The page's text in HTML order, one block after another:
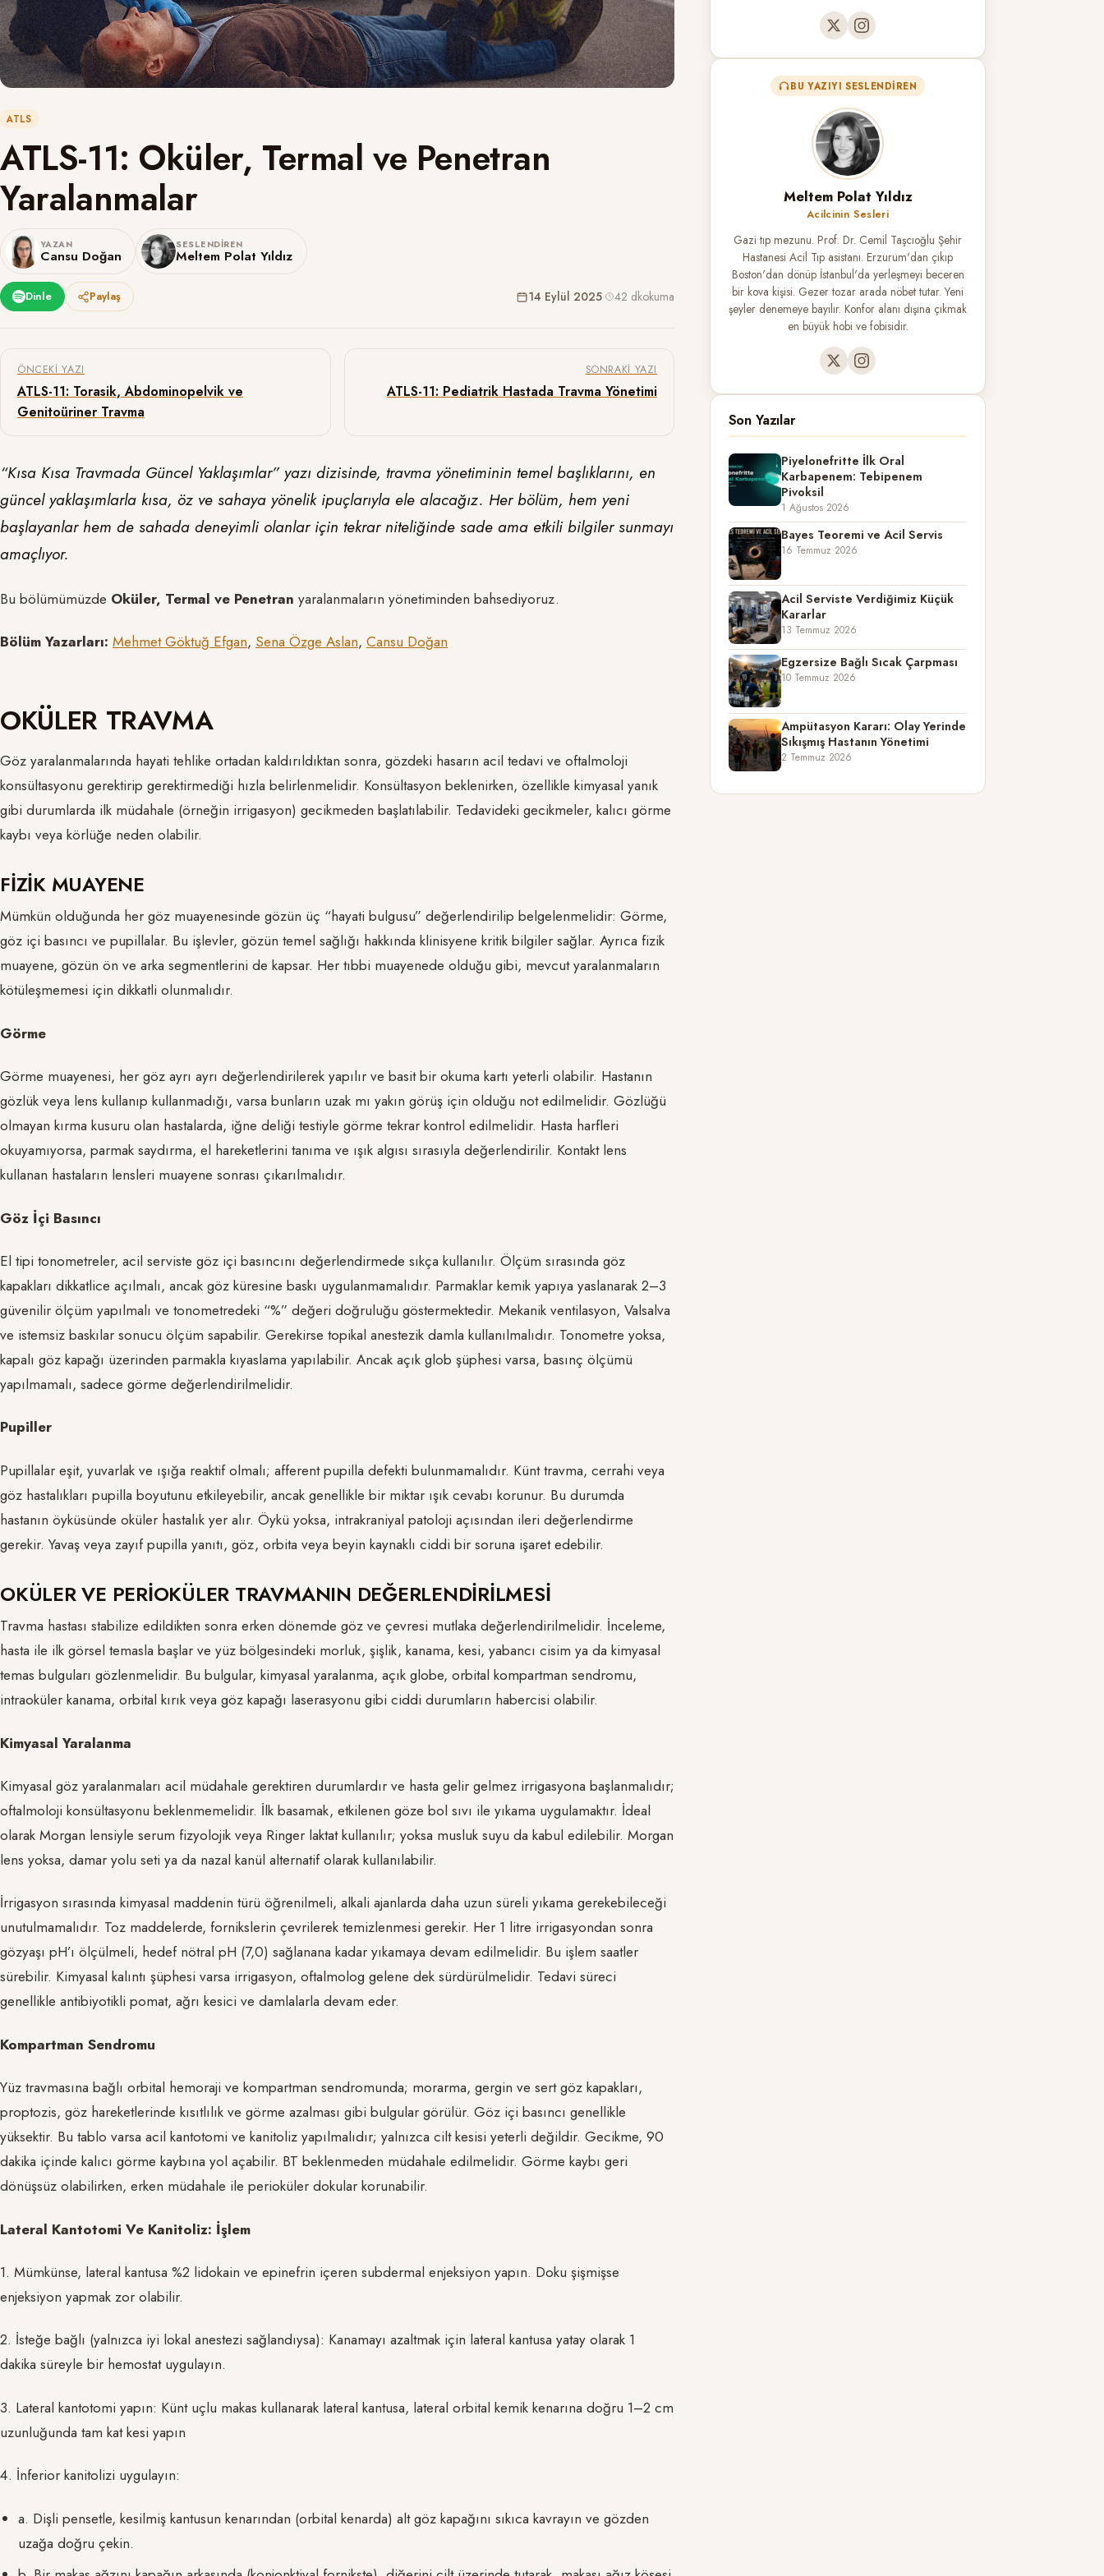
ATLS
ATLS-11: Oküler, Termal ve Penetran
Yaralanmalar
YAZAN
Cansu Doğan
SESLENDIREN
Meltem Polat Yıldız
14 Eylül 2025· 42 dkokuma
Dinle Paylaş
Yazı gezinmesi
ÖNCEKI YAZI
ATLS-11: Torasik, Abdominopelvik ve
Genitoüriner Travma
SONRAKI YAZI
ATLS-11: Pediatrik Hastada Travma Yönetimi
“Kısa Kısa Travmada Güncel Yaklaşımlar” yazı dizisinde, travma yönetiminin temel başlıklarını, en
güncel yaklaşımlarla kısa, öz ve sahaya yönelik ipuçlarıyla ele alacağız. Her bölüm, hem yeni
başlayanlar hem de sahada deneyimli olanlar için tekrar niteliğinde sade ama etkili bilgiler sunmayı
amaçlıyor.
Bu bölümümüzde Oküler, Termal ve Penetran yaralanmaların yönetiminden bahsediyoruz.
Bölüm Yazarları: Mehmet Göktuğ Efgan, Sena Özge Aslan, Cansu Doğan
OKÜLER TRAVMA
Göz yaralanmalarında hayati tehlike ortadan kaldırıldıktan sonra, gözdeki hasarın acil tedavi ve oftalmoloji
konsültasyonu gerektirip gerektirmediği hızla belirlenmelidir. Konsültasyon beklenirken, özellikle kimyasal yanık
gibi durumlarda ilk müdahale (örneğin irrigasyon) gecikmeden başlatılabilir. Tedavideki gecikmeler, kalıcı görme
kaybı veya körlüğe neden olabilir.
FİZİK MUAYENE
Mümkün olduğunda her göz muayenesinde gözün üç “hayati bulgusu” değerlendirilip belgelenmelidir: Görme,
göz içi basıncı ve pupillalar. Bu işlevler, gözün temel sağlığı hakkında klinisyene kritik bilgiler sağlar. Ayrıca fizik
muayene, gözün ön ve arka segmentlerini de kapsar. Her tıbbi muayenede olduğu gibi, mevcut yaralanmaların
kötüleşmemesi için dikkatli olunmalıdır.
Görme
Görme muayenesi, her göz ayrı ayrı değerlendirilerek yapılır ve basit bir okuma kartı yeterli olabilir. Hastanın
gözlük veya lens kullanıp kullanmadığı, varsa bunların uzak mı yakın görüş için olduğu not edilmelidir. Gözlüğü
olmayan kırma kusuru olan hastalarda, iğne deliği testiyle görme tekrar kontrol edilmelidir. Hasta harfleri
okuyamıyorsa, parmak saydırma, el hareketlerini tanıma ve ışık algısı sırasıyla değerlendirilir. Kontakt lens
kullanan hastaların lensleri muayene sonrası çıkarılmalıdır.
Göz İçi Basıncı
El tipi tonometreler, acil serviste göz içi basıncını değerlendirmede sıkça kullanılır. Ölçüm sırasında göz
kapakları dikkatlice açılmalı, ancak göz küresine baskı uygulanmamalıdır. Parmaklar kemik yapıya yaslanarak 2–3
güvenilir ölçüm yapılmalı ve tonometredeki “%” değeri doğruluğu göstermektedir. Mekanik ventilasyon, Valsalva
ve istemsiz baskılar sonucu ölçüm sapabilir. Gerekirse topikal anestezik damla kullanılmalıdır. Tonometre yoksa,
kapalı göz kapağı üzerinden parmakla kıyaslama yapılabilir. Ancak açık glob şüphesi varsa, basınç ölçümü
yapılmamalı, sadece görme değerlendirilmelidir.
Pupiller
Pupillalar eşit, yuvarlak ve ışığa reaktif olmalı; afferent pupilla defekti bulunmamalıdır. Künt travma, cerrahi veya
göz hastalıkları pupilla boyutunu etkileyebilir, ancak genellikle bir miktar ışık cevabı korunur. Bu durumda
hastanın öyküsünde oküler hastalık yer alır. Öykü yoksa, intrakraniyal patoloji açısından ileri değerlendirme
gerekir. Yavaş veya zayıf pupilla yanıtı, göz, orbita veya beyin kaynaklı ciddi bir soruna işaret edebilir.
OKÜLER VE PERİOKÜLER TRAVMANIN DEĞERLENDİRİLMESİ
Travma hastası stabilize edildikten sonra erken dönemde göz ve çevresi mutlaka değerlendirilmelidir. İnceleme,
hasta ile ilk görsel temasla başlar ve yüz bölgesindeki morluk, şişlik, kanama, kesi, yabancı cisim ya da kimyasal
temas bulguları gözlenmelidir. Bu bulgular, kimyasal yaralanma, açık globe, orbital kompartman sendromu,
intraoküler kanama, orbital kırık veya göz kapağı laserasyonu gibi ciddi durumların habercisi olabilir.
Kimyasal Yaralanma
Kimyasal göz yaralanmaları acil müdahale gerektiren durumlardır ve hasta gelir gelmez irrigasyona başlanmalıdır;
oftalmoloji konsültasyonu beklenmemelidir. İlk basamak, etkilenen göze bol sıvı ile yıkama uygulamaktır. İdeal
olarak Morgan lensiyle serum fizyolojik veya Ringer laktat kullanılır; yoksa musluk suyu da kabul edilebilir. Morgan
lens yoksa, damar yolu seti ya da nazal kanül alternatif olarak kullanılabilir.
İrrigasyon sırasında kimyasal maddenin türü öğrenilmeli, alkali ajanlarda daha uzun süreli yıkama gerekebileceği
unutulmamalıdır. Toz maddelerde, fornikslerin çevrilerek temizlenmesi gerekir. Her 1 litre irrigasyondan sonra
gözyaşı pH’ı ölçülmeli, hedef nötral pH (7,0) sağlanana kadar yıkamaya devam edilmelidir. Bu işlem saatler
sürebilir. Kimyasal kalıntı şüphesi varsa irrigasyon, oftalmolog gelene dek sürdürülmelidir. Tedavi süreci
genellikle antibiyotikli pomat, ağrı kesici ve damlalarla devam eder.
Kompartman Sendromu
Yüz travmasına bağlı orbital hemoraji ve kompartman sendromunda; morarma, gergin ve sert göz kapakları,
proptozis, göz hareketlerinde kısıtlılık ve görme azalması gibi bulgular görülür. Göz içi basıncı genellikle
yüksektir. Bu tablo varsa acil kantotomi ve kanitoliz yapılmalıdır; yalnızca cilt kesisi yeterli değildir. Gecikme, 90
dakika içinde kalıcı görme kaybına yol açabilir. BT beklenmeden müdahale edilmelidir. Görme kaybı geri
dönüşsüz olabilirken, erken müdahale ile perioküler dokular korunabilir.
Lateral Kantotomi Ve Kanitoliz: İşlem
1. Mümkünse, lateral kantusa %2 lidokain ve epinefrin içeren subdermal enjeksiyon yapın. Doku şişmişse
enjeksiyon yapmak zor olabilir.
2. İsteğe bağlı (yalnızca iyi lokal anestezi sağlandıysa): Kanamayı azaltmak için lateral kantusa yatay olarak 1
dakika süreyle bir hemostat uygulayın.
3. Lateral kantotomi yapın: Künt uçlu makas kullanarak lateral kantusa, lateral orbital kemik kenarına doğru 1–2 cm
uzunluğunda tam kat kesi yapın
4. İnferior kanitolizi uygulayın:
a. Dişli pensetle, kesilmiş kantusun kenarından (orbital kenarda) alt göz kapağını sıkıca kavrayın ve gözden
uzağa doğru çekin.
BU YAZIYI SESLENDIREN
Meltem Polat Yıldız
Acilcinin Sesleri
Gazi tıp mezunu. Prof. Dr. Cemil Taşcıoğlu Şehir
Hastanesi Acil Tıp asistanı. Erzurum'dan çıkıp
Boston'dan dönüp İstanbul'da yerleşmeyi beceren
bir kova kişisi. Gezer tozar arada nöbet tutar. Yeni
şeyler denemeye bayılır. Konfor alanı dışına çıkmak
en büyük hobi ve fobisidir.
Son Yazılar
Piyelonefritte İlk Oral
Karbapenem: Tebipenem
Pivoksil
1 Ağustos 2026
Bayes Teoremi ve Acil Servis
16 Temmuz 2026
Acil Serviste Verdiğimiz Küçük
Kararlar
13 Temmuz 2026
Egzersize Bağlı Sıcak Çarpması
10 Temmuz 2026
Ampütasyon Kararı: Olay Yerinde
Sıkışmış Hastanın Yönetimi
2 Temmuz 2026